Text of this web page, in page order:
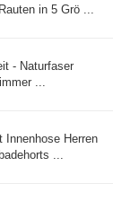
in 5 Grö ...
- Naturfaser
...
Innenhose Herren
...